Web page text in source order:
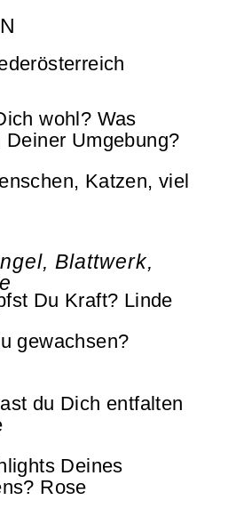
wohl? Was
Umgebung?
Katzen, viel
Blattwerk,
Du Kraft? Linde
gewachsen?
du Dich entfalten
Deines
Rose